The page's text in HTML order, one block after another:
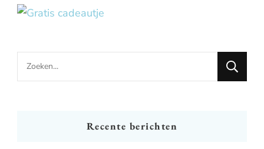
Looking
for
Recente berichten